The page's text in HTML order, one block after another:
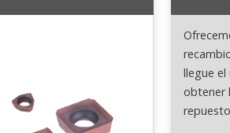
llegue
obtener